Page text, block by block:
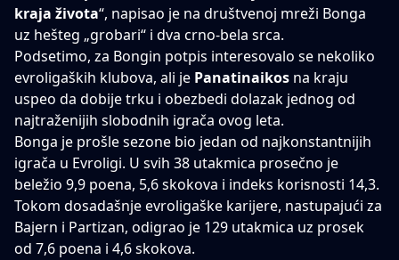
kraja života“, napisao je na društvenoj mreži Bonga
uz hešteg „grobari“ i dva crno-bela srca.
Podsetimo, za Bongin potpis interesovalo se nekoliko
evroligaških klubova, ali je Panatinaikos na kraju
uspeo da dobije trku i obezbedi dolazak jednog od
najtraženijih slobodnih igrača ovog leta.
Bonga je prošle sezone bio jedan od najkonstantnijih
igrača u Evroligi. U svih 38 utakmica prosečno je
beležio 9,9 poena, 5,6 skokova i indeks korisnosti 14,3.
Tokom dosadašnje evroligaške karijere, nastupajući za
Bajern i Partizan, odigrao je 129 utakmica uz prosek
od 7,6 poena i 4,6 skokova.